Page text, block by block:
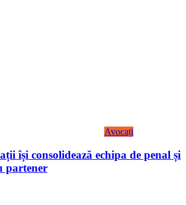
Avocați
își consolidează echipa de penal și
partener